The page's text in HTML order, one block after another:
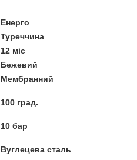
Енерго
Туреччина
12 міс
Бежевий
Мембранний
100 град.
10 бар
Вуглецева сталь